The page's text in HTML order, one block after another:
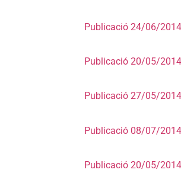
Publicació 24/06/2014
Publicació 20/05/2014
Publicació 27/05/2014
Publicació 08/07/2014
Publicació 20/05/2014